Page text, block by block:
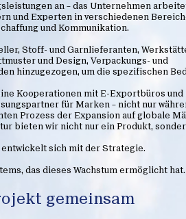
an – das Unternehmen
und Experten in verschiedenen
und Kommunikation.
Stoff- und Garnlieferanten,
und Design, Verpackungs- und
hinzugezogen, um die spezifischen
Kooperationen mit E-Exportbüros
für Marken – nicht nur
Prozess der Expansion auf globale
bieten wir nicht nur ein Produkt,
sich mit der Strategie.
das dieses Wachstum ermöglicht hat.
gemeinsam